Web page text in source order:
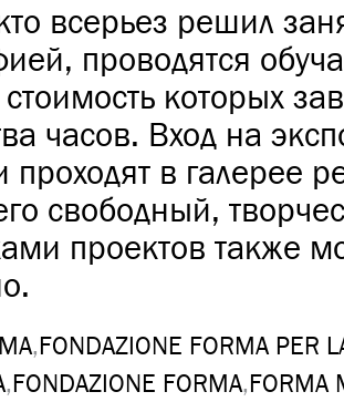
всерьез решил
проводятся
которых
часов. Вход на
проходят в галерее
свободный,
проектов также
,FONDAZIONE FORMA PER
,FONDAZIONE FORMA,FORMA